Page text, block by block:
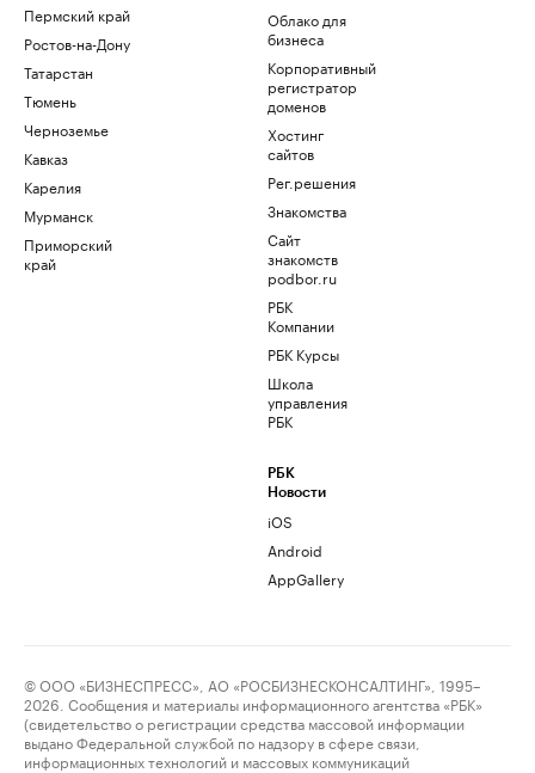
Пермский край
Ростов-на-Дону
Татарстан
Тюмень
Черноземье
Кавказ
Карелия
Мурманск
Приморский
край
Облако для
бизнеса
Корпоративный
регистратор
доменов
Хостинг
сайтов
Рег.решения
Знакомства
Сайт
знакомств
podbor.ru
РБК
Компании
РБК Курсы
Школа
управления
РБК
РБК
Новости
iOS
Android
AppGallery
© ООО «БИЗНЕСПРЕСС», АО «РОСБИЗНЕСКОНСАЛТИНГ», 1995–
2026. Сообщения и материалы информационного агентства «РБК»
(свидетельство о регистрации средства массовой информации
выдано Федеральной службой по надзору в сфере связи,
информационных технологий и массовых коммуникаций